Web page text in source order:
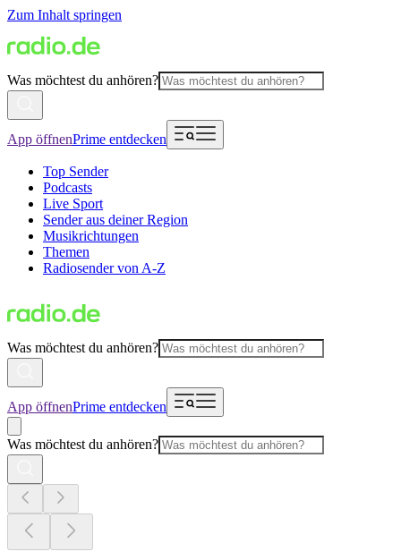
Zum Inhalt springen
Was möchtest du anhören?
App öffnenPrime entdecken
Top Sender
Podcasts
Live Sport
Sender aus deiner Region
Musikrichtungen
Themen
Radiosender von A-Z
Was möchtest du anhören?
App öffnenPrime entdecken
Was möchtest du anhören?